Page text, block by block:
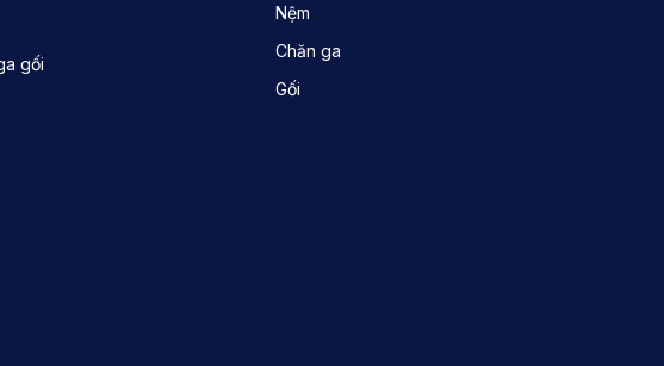
gối
Nệm
Chăn ga
Gối